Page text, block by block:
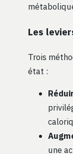
Les
Trois
état :
une